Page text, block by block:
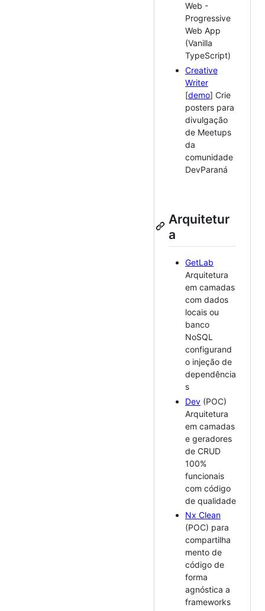
Web -
Progressive
Web App
(Vanilla
TypeScript)
Creative
Writer
[demo] Crie
posters para
divulgação
de Meetups
da
comunidade
DevParaná
Arquitetur
a
GetLab
Arquitetura
em camadas
com dados
locais ou
banco
NoSQL
configurand
o injeção de
dependência
s
Dev (POC)
Arquitetura
em camadas
e geradores
de CRUD
100%
funcionais
com código
de qualidade
Nx Clean
(POC) para
compartilha
mento de
código de
forma
agnóstica a
frameworks